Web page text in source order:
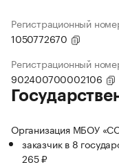
Регистрационный
1050772670
Регистрационный
902400700002106
Организация МБОУ
заказчик в 8
265 ₽